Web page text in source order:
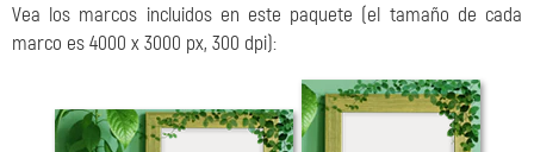
Vea los marcos incluidos en este paquete (el tamaño de cada
marco es 4000 x 3000 px, 300 dpi):